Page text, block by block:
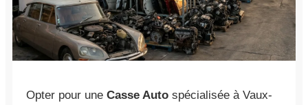
Opter pour une Casse Auto spécialisée à Vaux-